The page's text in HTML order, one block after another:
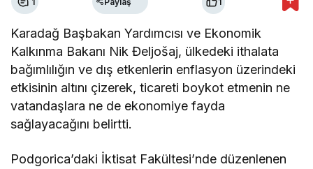
Karadağ Başbakan Yardımcısı ve Ekonomik
Kalkınma Bakanı Nik Đeljošaj, ülkedeki ithalata
bağımlılığın ve dış etkenlerin enflasyon üzerindeki
etkisinin altını çizerek, ticareti boykot etmenin ne
vatandaşlara ne de ekonomiye fayda
sağlayacağını belirtti.
Podgorica’daki İktisat Fakültesi’nde düzenlenen